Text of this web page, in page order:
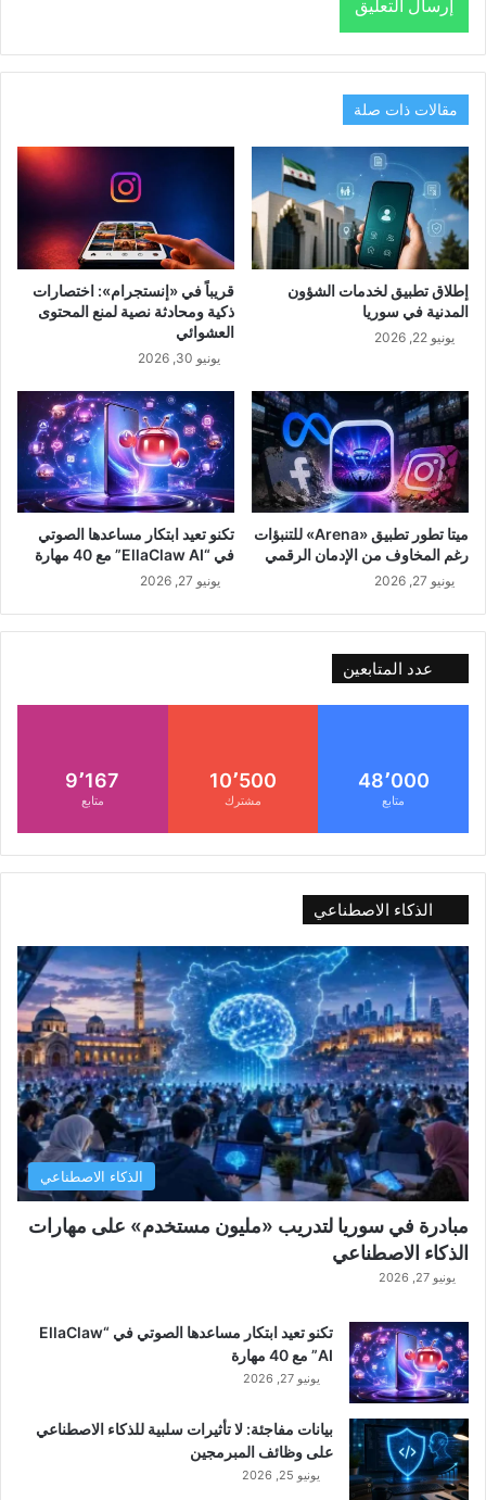
مقالات ذات صلة
إطلاق تطبيق لخدمات الشؤون
المدنية في سوريا
يونيو 22, 2026
قريباً في «إنستجرام»: اختصارات
ذكية ومحادثة نصية لمنع المحتوى
العشوائي
يونيو 30, 2026
ميتا تطور تطبيق «Arena» للتنبؤات
رغم المخاوف من الإدمان الرقمي
يونيو 27, 2026
تكنو تعيد ابتكار مساعدها الصوتي
في “EllaClaw AI” مع 40 مهارة
يونيو 27, 2026
عدد المتابعين
48٬000
متابع
10٬500
مشترك
9٬167
متابع
الذكاء الاصطناعي
الذكاء الاصطناعي
مبادرة في سوريا لتدريب «مليون مستخدم» على مهارات
الذكاء الاصطناعي
يونيو 27, 2026
تكنو تعيد ابتكار مساعدها الصوتي في “EllaClaw
AI” مع 40 مهارة
يونيو 27, 2026
بيانات مفاجئة: لا تأثيرات سلبية للذكاء الاصطناعي
على وظائف المبرمجين
يونيو 25, 2026